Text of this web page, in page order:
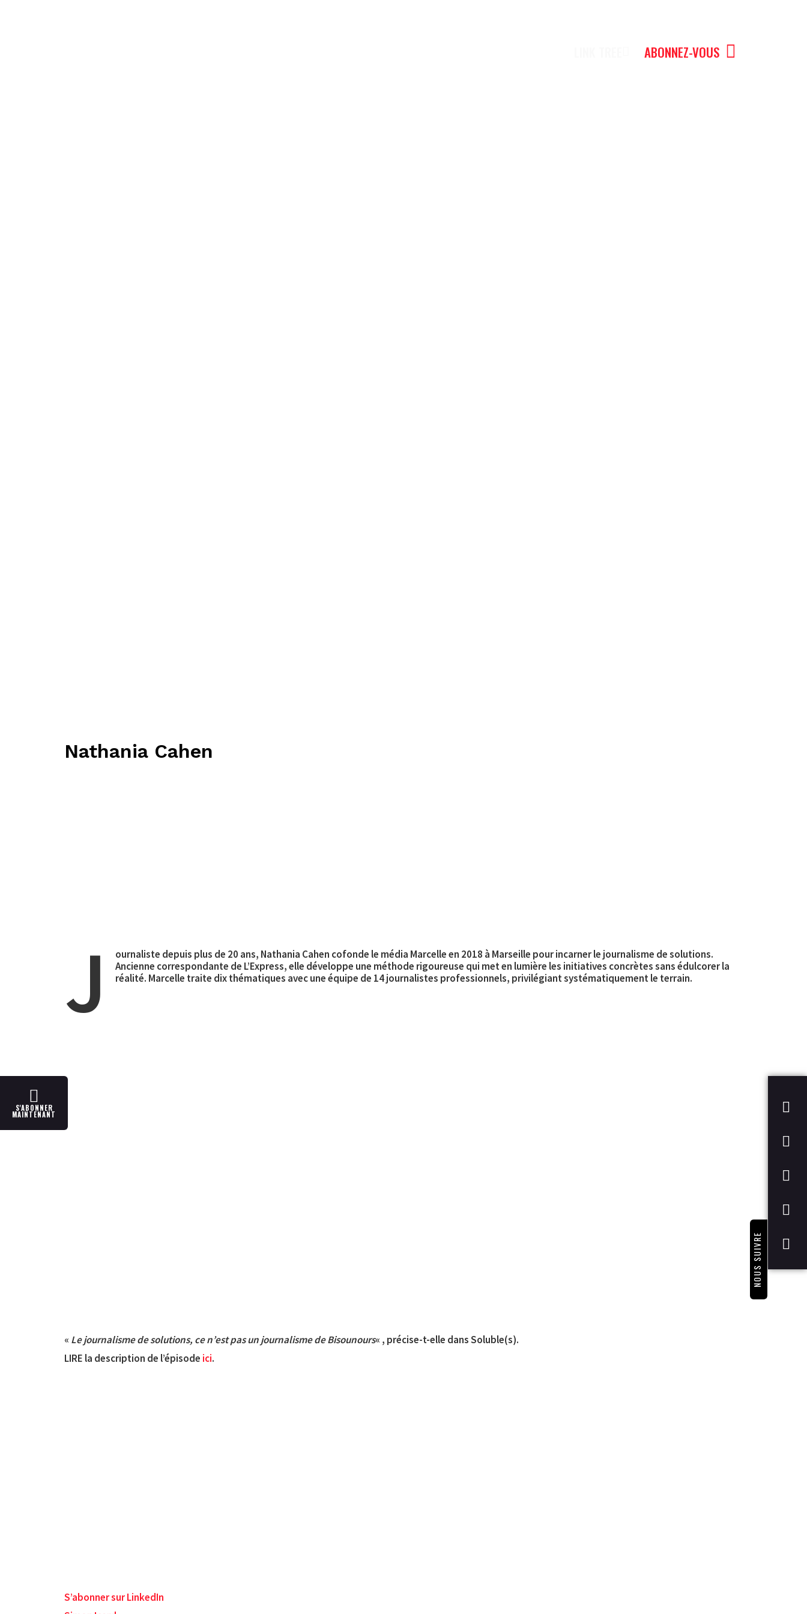
ABONNEZ-VOUS
NOUS SUIVRE
S'ABONNER
MAINTENANT
Nathania Cahen
J
ournaliste depuis plus de 20 ans, Nathania Cahen cofonde le média Marcelle en 2018 à Marseille pour incarner le journalisme de solutions.
Ancienne correspondante de L’Express, elle développe une méthode rigoureuse qui met en lumière les initiatives concrètes sans édulcorer la
réalité. Marcelle traite dix thématiques avec une équipe de 14 journalistes professionnels, privilégiant systématiquement le terrain.
« Le journalisme de solutions, ce n’est pas un journalisme de Bisounours« , précise-t-elle dans Soluble(s).
LIRE la description de l’épisode ici.
S’abonner sur LinkedIn